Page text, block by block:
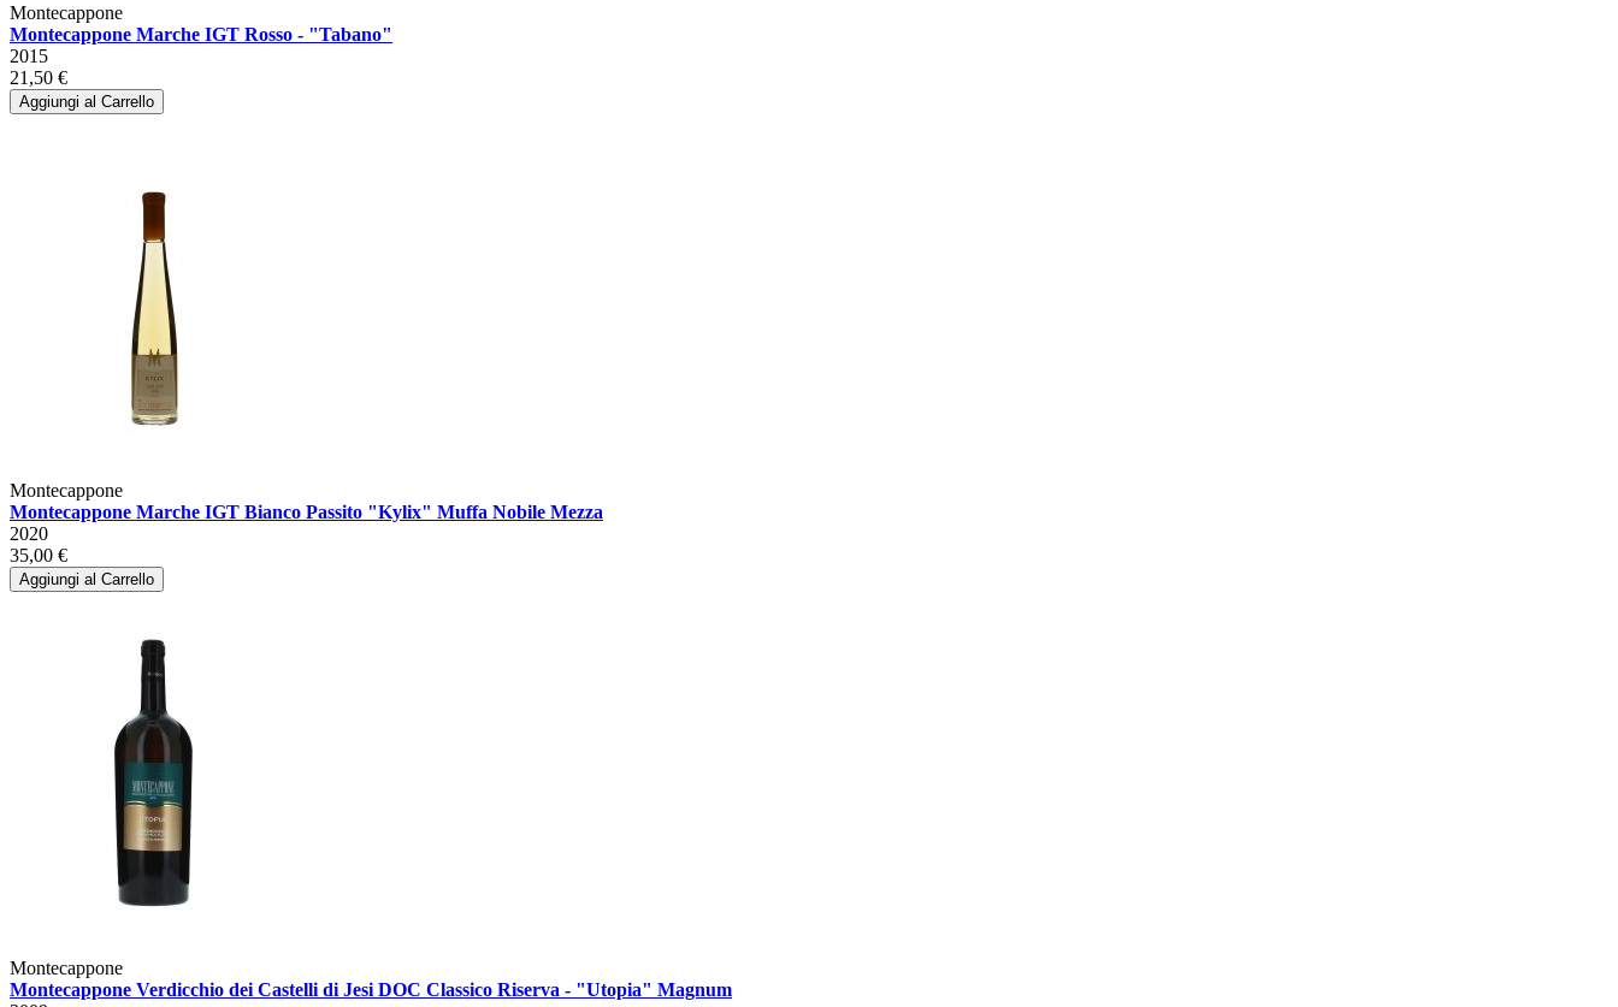
Montecappone
Montecappone Marche IGT Rosso - "Tabano"
2015
21,50 €
Aggiungi al Carrello
Montecappone
Montecappone Marche IGT Bianco Passito "Kylix" Muffa Nobile Mezza
2020
35,00 €
Aggiungi al Carrello
Montecappone
Montecappone Verdicchio dei Castelli di Jesi DOC Classico Riserva - "Utopia" Magnum